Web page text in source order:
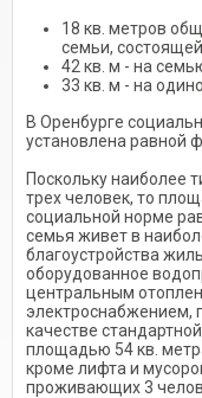
18 кв. метров
семьи,
42 кв. м - на
33 кв. м - на
В Оренбурге
установлена равной
Поскольку наиболее
трех человек, то
социальной норме
семья живет в
благоустройства
оборудованное
центральным
электроснабжением,
качестве
площадью 54 кв.
кроме лифта и
проживающих 3